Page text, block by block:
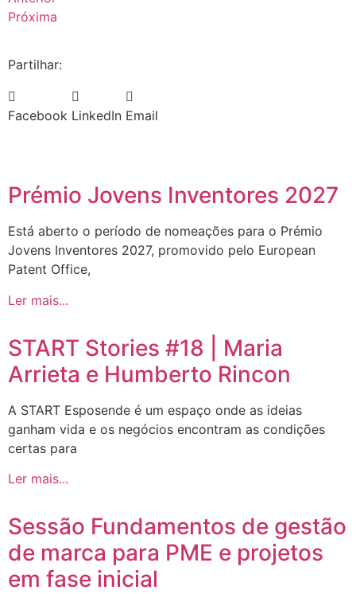
Próxima
Partilhar:
Facebook LinkedIn Email
Prémio Jovens Inventores 2027
Está aberto o período de nomeações para o Prémio
Jovens Inventores 2027, promovido pelo European
Patent Office,
Ler mais...
START Stories #18 | Maria
Arrieta e Humberto Rincon
A START Esposende é um espaço onde as ideias
ganham vida e os negócios encontram as condições
certas para
Ler mais...
Sessão Fundamentos de gestão
de marca para PME e projetos
em fase inicial